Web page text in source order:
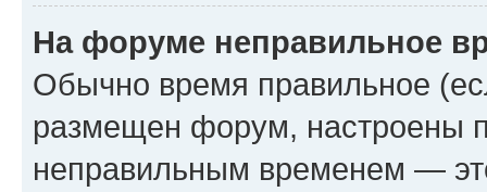
На форуме неправильное
Обычно время правильное
размещен форум, настроены
неправильным временем —